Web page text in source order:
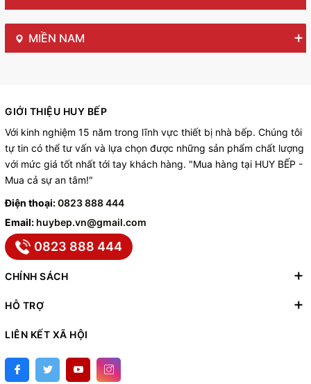
MIỀN NAM
GIỚI THIỆU HUY BẾP
Với kinh nghiệm 15 năm trong lĩnh vực thiết bị nhà bếp. Chúng tôi
tự tin có thể tư vấn và lựa chọn được những sản phẩm chất lượng
với mức giá tốt nhất tới tay khách hàng. "Mua hàng tại HUY BẾP -
Mua cả sự an tâm!"
Điện thoại:0823 888 444
Email: huybep.vn@gmail.com
0823 888 444
CHÍNH SÁCH
HỖ TRỢ
LIÊN KẾT XÃ HỘI